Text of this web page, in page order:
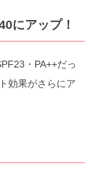
にアップ！
・PA++だっ
効果がさらにア